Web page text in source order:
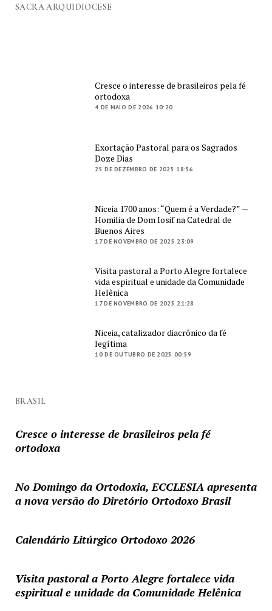
SACRA ARQUIDIOCESE
Cresce o interesse de brasileiros pela fé
ortodoxa
4 DE MAIO DE 2026 10:20
Exortação Pastoral para os Sagrados
Doze Dias
25 DE DEZEMBRO DE 2025 18:56
Niceia 1700 anos: “Quem é a Verdade?” —
Homilia de Dom Iosif na Catedral de
Buenos Aires
17 DE NOVEMBRO DE 2025 23:09
Visita pastoral a Porto Alegre fortalece
vida espiritual e unidade da Comunidade
Helênica
17 DE NOVEMBRO DE 2025 21:28
Niceia, catalizador diacrônico da fé
legítima
10 DE OUTUBRO DE 2025 00:59
BRASIL
Cresce o interesse de brasileiros pela fé
ortodoxa
No Domingo da Ortodoxia, ECCLESIA apresenta
a nova versão do Diretório Ortodoxo Brasil
Calendário Litúrgico Ortodoxo 2026
Visita pastoral a Porto Alegre fortalece vida
espiritual e unidade da Comunidade Helênica